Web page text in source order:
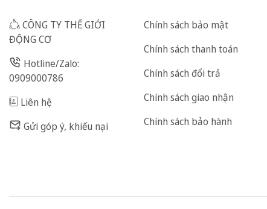
CÔNG TY THẾ GIỚI
ĐỘNG CƠ
Hotline/Zalo:
0909000786
Liên hệ
Gửi góp ý, khiếu nại
Chính sách bảo mật
Chính sách thanh toán
Chính sách đổi trả
Chính sách giao nhận
Chính sách bảo hành